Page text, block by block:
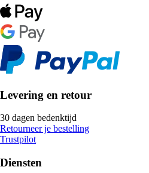
Levering en retour
30 dagen bedenktijd
Retourneer je bestelling
Trustpilot
Diensten